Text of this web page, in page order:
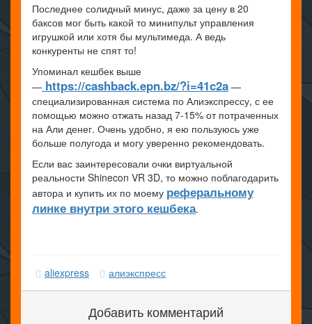
Последнее солидный минус, даже за цену в 20
баксов мог быть какой то минипульт управления
игрушкой или хотя бы мультимеда. А ведь
конкуренты не спят то!
Упоминал кешбек выше
— https://cashback.epn.bz/?i=41c2a —
специализированная система по Алиэкспрессу, с ее
помощью можно отжать назад 7-15% от потраченных
на Али денег. Очень удобно, я ею пользуюсь уже
больше полугода и могу уверенно рекомендовать.
Если вас заинтересовали очки виртуальной
реальности Shinecon VR 3D, то можно поблагодарить
автора и купить их по моему реферальному
линке внутри этого кешбека.
aliexpress алиэкспресс
Добавить комментарий